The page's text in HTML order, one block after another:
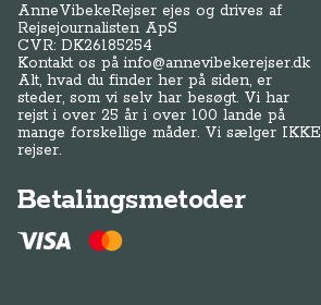
AnneVibekeRejser ejes og drives af
Rejsejournalisten ApS
CVR: DK26185254
Kontakt os påinfo@annevibekerejser.dk
Alt, hvad du finder her på siden, er
steder, som vi selv har besøgt. Vi har
rejst i over 25 år i over 100 lande på
mange forskellige måder. Vi sælger IKKE
rejser.
Betalingsmetoder